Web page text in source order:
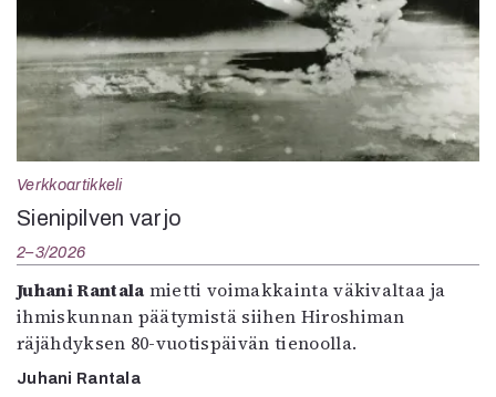
Verkkoartikkeli
Sienipilven varjo
2–3/2026
Juhani Rantala mietti voimakkainta väkivaltaa ja
ihmiskunnan päätymistä siihen Hiroshiman
räjähdyksen 80-vuotispäivän tienoolla.
Juhani Rantala